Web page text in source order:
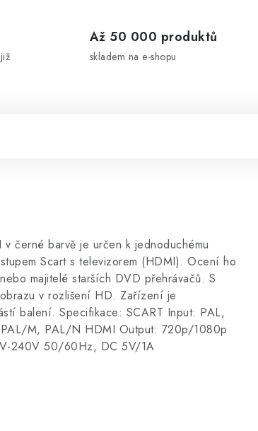
Až 50 000 produktů
skladem na e-shopu
černé barvě je určen k jednoduchému
Scart s televizorem (HDMI). Ocení ho
majitelé starších DVD přehrávačů. S
v rozlišení HD. Zařízení je
balení. Specifikace: SCART Input: PAL,
M, PAL/N HDMI Output: 720p/1080p
240V 50/60Hz, DC 5V/1A